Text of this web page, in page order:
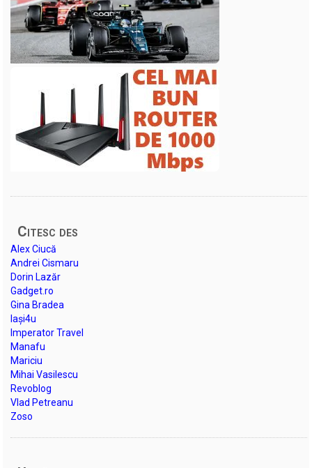
Citesc des
Alex Ciucă
Andrei Cismaru
Dorin Lazăr
Gadget.ro
Gina Bradea
Iași4u
Imperator Travel
Manafu
Mariciu
Mihai Vasilescu
Revoblog
Vlad Petreanu
Zoso